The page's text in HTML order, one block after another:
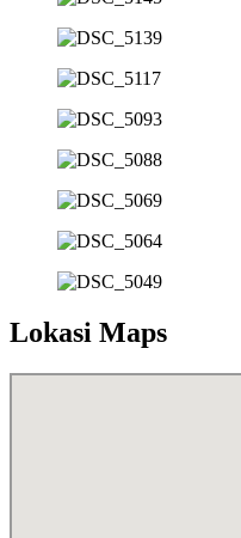
Lokasi Maps